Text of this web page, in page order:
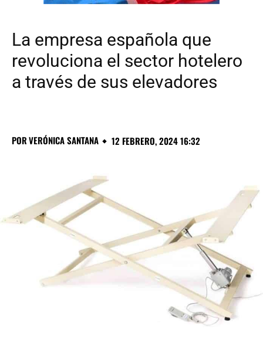
La empresa española que
revoluciona el sector hotelero
a través de sus elevadores
PORVERÓNICA SANTANA 12 FEBRERO, 2024 16:32